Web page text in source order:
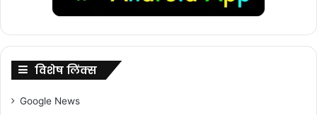
विशेष लिंक्स
Google News